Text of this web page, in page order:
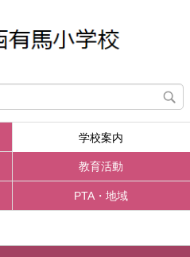
学校案内
教育活動
PTA・地域